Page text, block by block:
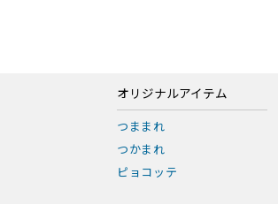
オリジナルアイテム
つままれ
つかまれ
ピョコッテ